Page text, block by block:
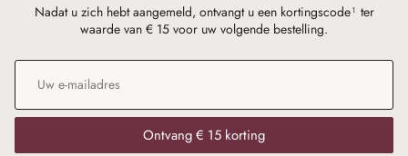
Nadat u zich hebt aangemeld, ontvangt u een kortingscode¹ ter
waarde van € 15 voor uw volgende bestelling.
E-mailadres
Ontvang € 15 korting